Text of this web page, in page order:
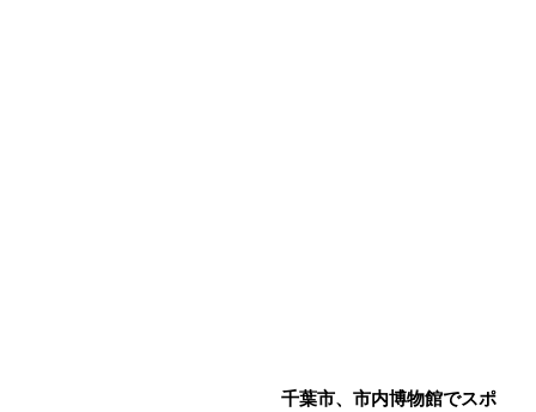
千葉市、市内博物館でスポ